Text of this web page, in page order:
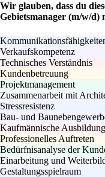
Wir glauben, dass du
Gebietsmanager (m/w/d)
Verkaufskompetenz
Technisches Verständnis
Kundenbetreuung
Projektmanagement
Zusammenarbeit mit
Stressresistenz
Bau- und
Kaufmännische Ausbildung
Professionelles Auftreten
Bedürfnisanalyse der
Einarbeitung und
Gestaltungsspielraum